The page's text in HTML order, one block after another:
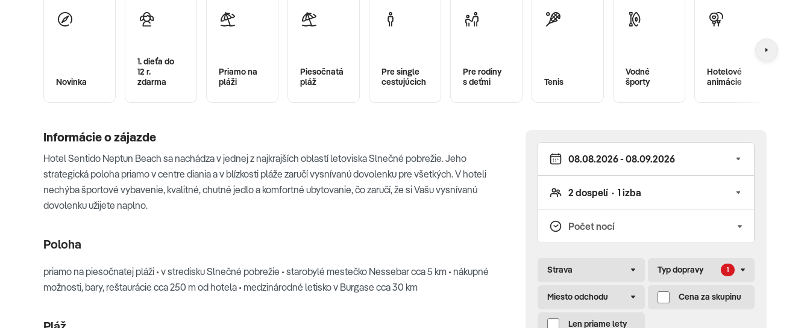
Novinka
1. dieťa do
12 r.
zdarma
Priamo na
pláži
Piesočnatá
pláž
Pre single
cestujúcich
Pre rodiny
s deťmi
Tenis
Vodné
športy
Hotelové
animácie
Strava Typ dopravy 1
Miesto odchodu Cena za skupinu
Len priame lety
Informácie o zájazde
Hotel Sentido Neptun Beach sa nachádza v jednej z najkrajších oblastí letoviska Slnečné pobrežie. Jeho
strategická poloha priamo v centre diania a v blízkosti pláže zaručí vysnívanú dovolenku pre všetkých. V hoteli
nechýba športové vybavenie, kvalitné, chutné jedlo a komfortné ubytovanie, čo zaručí, že si Vašu vysnívanú
dovolenku užijete naplno.
Poloha
priamo na piesočnatej pláži • v stredisku Slnečné pobrežie • starobylé mestečko Nessebar cca 5 km • nákupné
možnosti, bary, reštaurácie cca 250 m od hotela • medzinárodné letisko v Burgase cca 30 km